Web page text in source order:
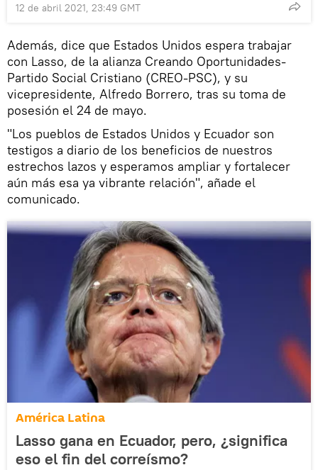
12 de abril 2021, 23:49 GMT
Además, dice que Estados Unidos espera trabajar
con Lasso, de la alianza Creando Oportunidades-
Partido Social Cristiano (CREO-PSC), y su
vicepresidente, Alfredo Borrero, tras su toma de
posesión el 24 de mayo.
"Los pueblos de Estados Unidos y Ecuador son
testigos a diario de los beneficios de nuestros
estrechos lazos y esperamos ampliar y fortalecer
aún más esa ya vibrante relación", añade el
comunicado.
América Latina
Lasso gana en Ecuador, pero, ¿significa
eso el fin del correísmo?